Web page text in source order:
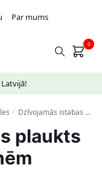
Par mums
0
/ Dzīvojamās istabas plaukts ar auduma atvilktnēm
plaukts